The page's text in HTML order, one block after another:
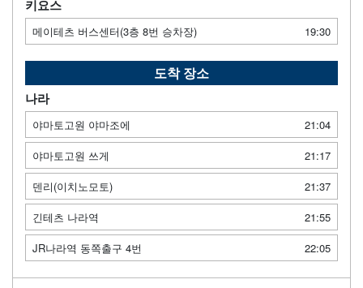
키요스
메이테츠 버스센터(3층 8번 승차장) 19:30
도착 장소
나라
야마토고원 야마조에
21:04
야마토고원 쓰게
21:17
덴리(이치노모토)
21:37
긴테츠 나라역
21:55
JR나라역 동쪽출구 4번
22:05